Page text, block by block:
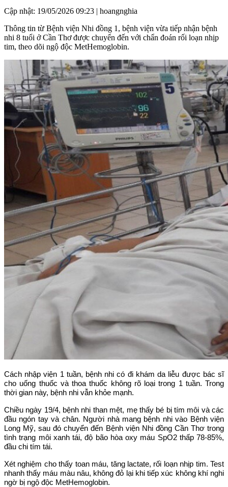
Cập nhật: 19/05/2026 09:23 | hoangnghia
Thông tin từ Bệnh viện Nhi đồng 1, bệnh viện vừa tiếp nhận bệnh
nhi 8 tuổi ở Cần Thơ được chuyển đến với chẩn đoán rối loạn nhịp
tim, theo dõi ngộ độc MetHemoglobin.
Cách nhập viện 1 tuần, bệnh nhi có đi khám da liễu được bác sĩ
cho uống thuốc và thoa thuốc không rõ loại trong 1 tuần. Trong
thời gian này, bệnh nhi vẫn khỏe mạnh.
Chiều ngày 19/4, bệnh nhi than mệt, mẹ thấy bé bị tím môi và các
đầu ngón tay và chân. Người nhà mang bệnh nhi vào Bệnh viện
Long Mỹ, sau đó chuyển đến Bệnh viện Nhi đồng Cần Thơ trong
tình trạng môi xanh tái, độ bão hòa oxy máu SpO2 thấp 78-85%,
đầu chi tím tái.
Xét nghiệm cho thấy toan máu, tăng lactate, rối loạn nhịp tim. Test
nhanh thấy máu màu nâu, không đỏ lại khi tiếp xúc không khí nghi
ngờ bị ngộ độc MetHemoglobin.